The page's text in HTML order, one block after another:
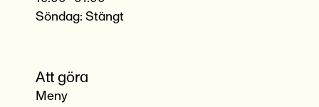
Söndag: Stängt
Att göra
Meny